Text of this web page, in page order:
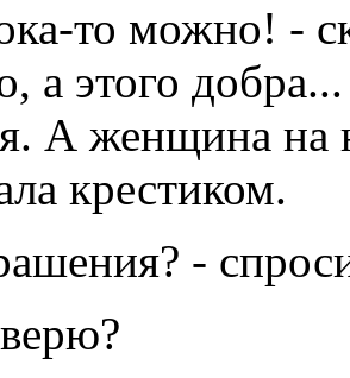
то можно! -
а этого
А женщина на
крестиком.
-